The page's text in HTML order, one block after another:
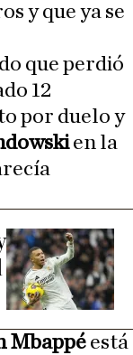
y que ya se
que perdió
12
por duelo y
en la
Mbappé está